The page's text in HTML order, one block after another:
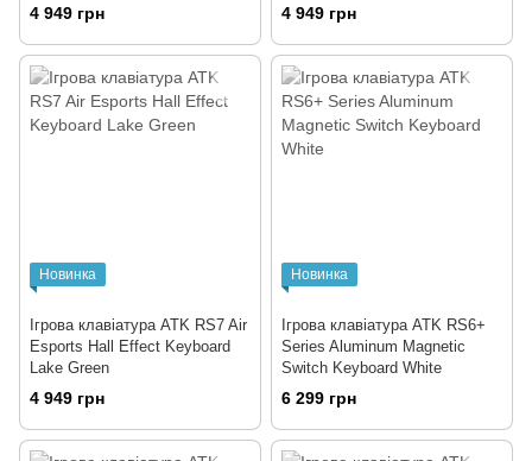
4 949 грн 4 949 грн
Новинка
Ігрова клавіатура ATK RS7 Air
Esports Hall Effect Keyboard
Lake Green
4 949 грн
Новинка
Ігрова клавіатура ATK RS6+
Series Aluminum Magnetic
Switch Keyboard White
6 299 грн